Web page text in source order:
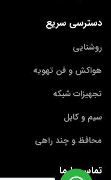
دسترسی سریع
روشنایی
هواکش و فن تهویه
تجهیزات شبکه
سیم و کابل
محافظ و چند راهی
تماس با ما